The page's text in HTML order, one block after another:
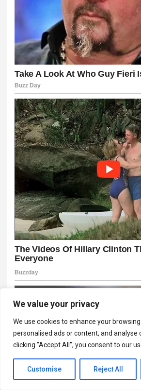
We value your privacy
We use cookies to enhance your
personalised ads or content, and analyse
clicking "Accept All", you consent to our
Customise Reject All